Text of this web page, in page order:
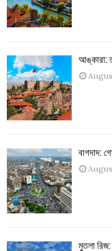
আঙ্কারা:
বাগদাদ:
মুতলা